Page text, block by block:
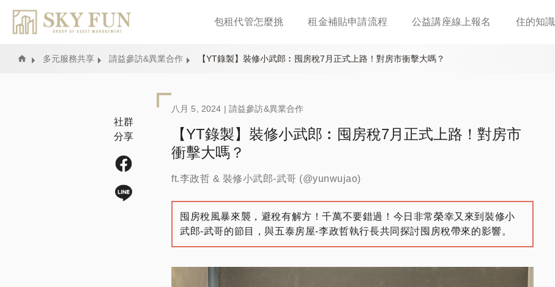
至
容
包租代管怎麼挑 租金補貼申請流程 公益講座線上報名 住的知識
Home 多元服務共享 請益參訪&異業合作 【YT錄製】裝修小武郎︰囤房稅7月正式上路！對房市衝擊大嗎？
八月 5, 2024 | 請益參訪&異業合作
【YT錄製】裝修小武郎︰囤房稅7月正式上路！對房市
衝擊大嗎？
ft.李政哲 & 裝修小武郎-武哥 (@yunwujao)
囤房稅風暴來襲，避稅有解方！千萬不要錯過！今日非常榮幸又來到裝修小
武郎-武哥的節目，與五泰房屋-李政哲執行長共同探討囤房稅帶來的影響。
社群
分享